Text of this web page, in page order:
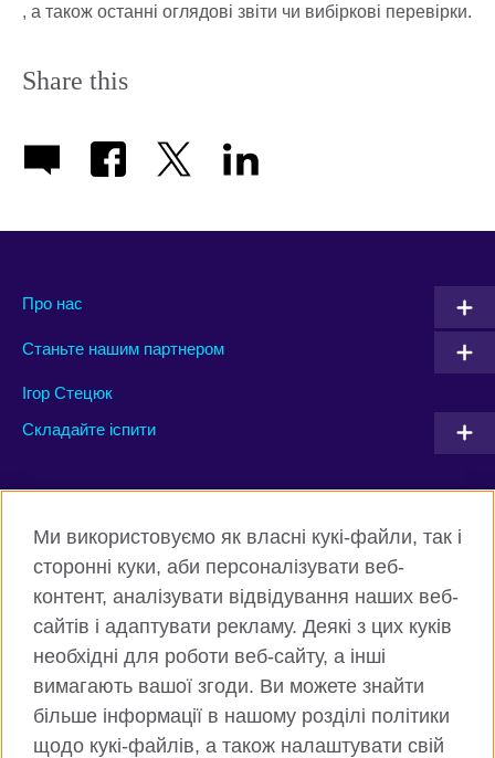
, а також останні оглядові звіти чи вибіркові перевірки.
Share this
Про нас
Станьте нашим партнером
Ігор Стецюк
Складайте іспити
Connect with us
Facebook Twitter
Instagram Flickr
TikTok YouTube
Ми використовуємо як власні кукі-файли, так і
сторонні куки, аби персоналізувати веб-
контент, аналізувати відвідування наших веб-
сайтів і адаптувати рекламу. Деякі з цих куків
необхідні для роботи веб-сайту, а інші
вимагають вашої згоди. Ви можете знайти
більше інформації в нашому розділі політики
щодо кукі-файлів, а також налаштувати свій